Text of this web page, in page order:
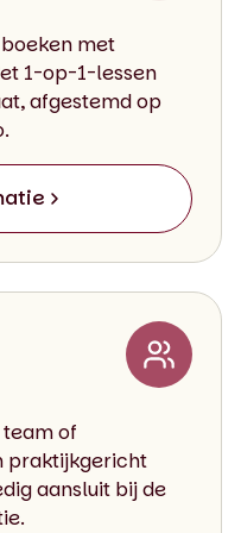
met
1-op-1-lessen
afgestemd op
team of
praktijkgericht
aansluit bij de